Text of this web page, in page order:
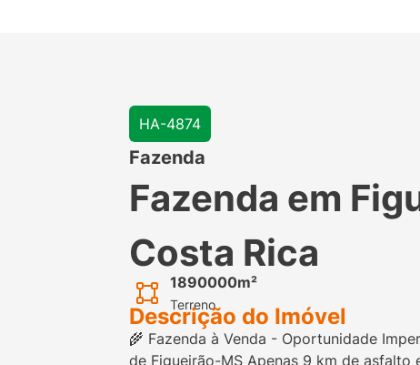
HA-4874
Fazenda
Fazenda em
Costa Rica
1890000m²
Terreno
Descrição do Imóvel
🌾 Fazenda à Venda - Oportunidade
de Figueirão-MS Apenas 9 km de